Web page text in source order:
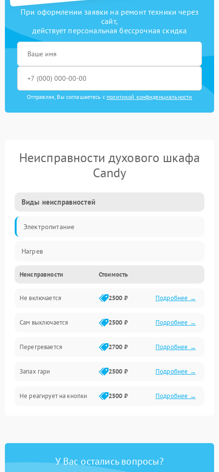
При оформлении заявки на ремонт техники через
сайт,
действует персональная бессрочная скидка
Отправляя, Вы соглашаетесь с политикой конфиденциальности
Неисправности духового шкафа
Candy
Виды неисправностей
Электропитание
Нагрев
Неисправности Стоимость
Не включается 2500 ₽ Подробнее →
Сам выключается 2500 ₽ Подробнее →
Перегревается 2700 ₽ Подробнее →
Запах гари 2500 ₽ Подробнее →
Не реагирует на кнопки 2500 ₽ Подробнее →
У Вас остались вопросы?